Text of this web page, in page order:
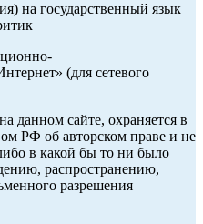
на государственный язык
(для сетевого
данном сайте, охраняется в
РФ об авторском праве и не
в какой бы то ни было
распространению,
разрешения